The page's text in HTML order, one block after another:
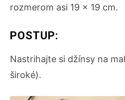
rozmerom asi 19 x 19 cm.
POSTUP:
Nastrihajte si džínsy na
široké).